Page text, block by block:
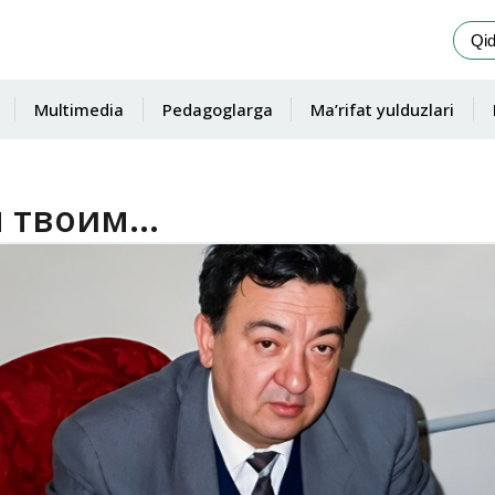
Multimedia Pedagoglarga Ma’rifat yulduzlari
твоим...